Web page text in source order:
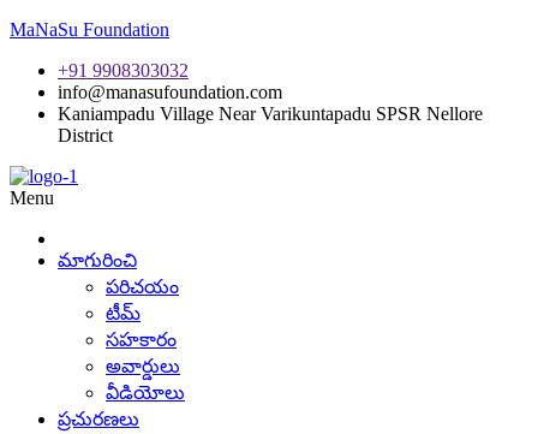
MaNaSu Foundation
+91 9908303032
info@manasufoundation.com
Kaniampadu Village Near Varikuntapadu SPSR Nellore
District
Menu
మాగురించి
పరిచయం
టీమ్
సహకారం
అవార్డులు
వీడియోలు
ప్రచురణలు